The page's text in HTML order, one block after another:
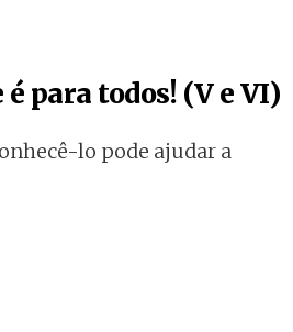
para todos! (V e VI)
lo pode ajudar a